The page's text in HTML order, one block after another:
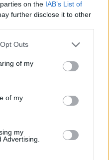
on the IAB’s List of
further disclose it to other
Outs
of my
of my
my
Instagramissa